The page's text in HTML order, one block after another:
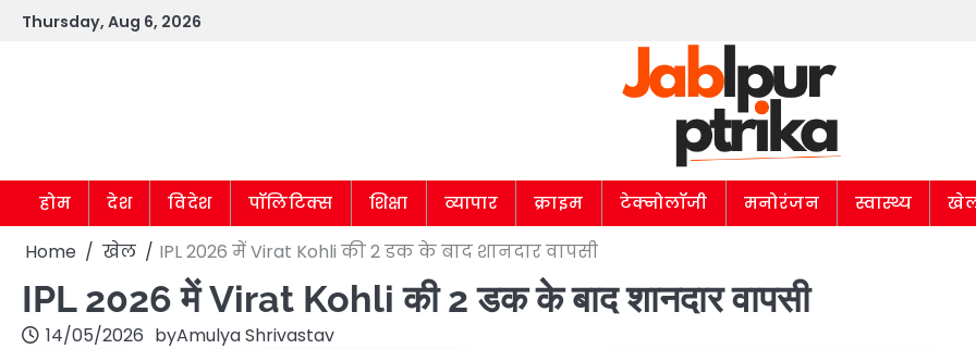
SkipThursday, Aug 6, 2026
होम देश विदेश पॉलिटिक्स शिक्षा व्यापार क्राइम टेक्नोलॉजी मनोरंजन स्वास्थ्य
Home खेल IPL 2026 में Virat Kohli की 2 डक के बाद शानदार वापसी
IPL 2026 में Virat Kohli की 2 डक के बाद शानदार वापसी
14/05/2026 byAmulya Shrivastav